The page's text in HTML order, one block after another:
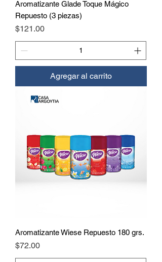
Aromatizante Glade Toque Mágico
Repuesto (3 piezas)
Precio
$121.00
Agregar al carrito
Aromatizante Wiese Repuesto 180 grs.
Precio
$72.00